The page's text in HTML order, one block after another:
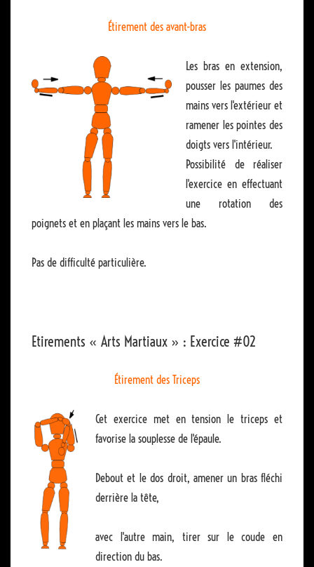
Étirement des avant-bras
Les bras en extension,
pousser les paumes des
mains vers l'extérieur et
ramener les pointes des
doigts vers l'intérieur.
Possibilité de réaliser
l'exercice en effectuant
une rotation des
poignets et en plaçant les mains vers le bas.
Pas de difficulté particulière.
Etirements « Arts Martiaux » : Exercice #02
Étirement des Triceps
Cet exercice met en tension le triceps et
favorise la souplesse de l'épaule.
Debout et le dos droit, amener un bras fléchi
derrière la tête,
avec l'autre main, tirer sur le coude en
direction du bas.